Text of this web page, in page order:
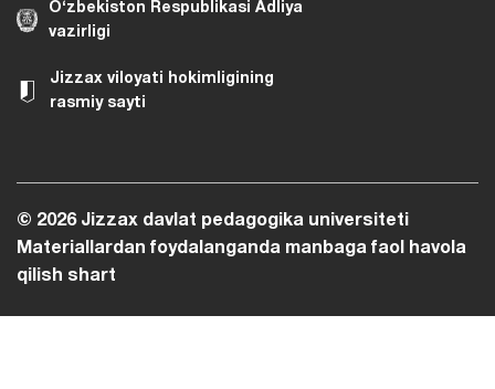
O‘zbekiston Respublikasi Adliya
vazirligi
Jizzax viloyati hokimligining
rasmiy sayti
© 2026 Jizzax davlat pedagogika universiteti
Materiallardan foydalanganda manbaga faol havola
qilish shart